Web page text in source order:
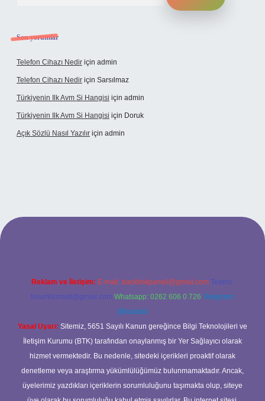
Son yorumlar
Telefon Cihazı Nedir için admin
Telefon Cihazı Nedir için Sarsılmaz
Türkiyenin Ilk Avm Si Hangisi için admin
Türkiyenin Ilk Avm Si Hangisi için Doruk
Açık Sözlü Nasıl Yazılır için admin
Reklam ve İletişim: E-mail: backlinkpaneli@gmail.com Teams:
forumhizmeti@gmail.com Whatsapp: 0262 606 0 726 Telegram:
@karabul
Yasal Uyarı: Sitemiz, 5651 Sayılı Kanun gereğince Bilgi Teknolojileri ve
İletişim Kurumu (BTK) tarafından onaylanmış bir Yer Sağlayıcı olarak
hizmet vermektedir. Bu nedenle, sitedeki içerikleri proaktif olarak
denetleme veya araştırma yükümlülüğümüz bulunmamaktadır. Ancak,
üyelerimiz yazdıkları içeriklerin sorumluluğunu taşımakta olup, siteye